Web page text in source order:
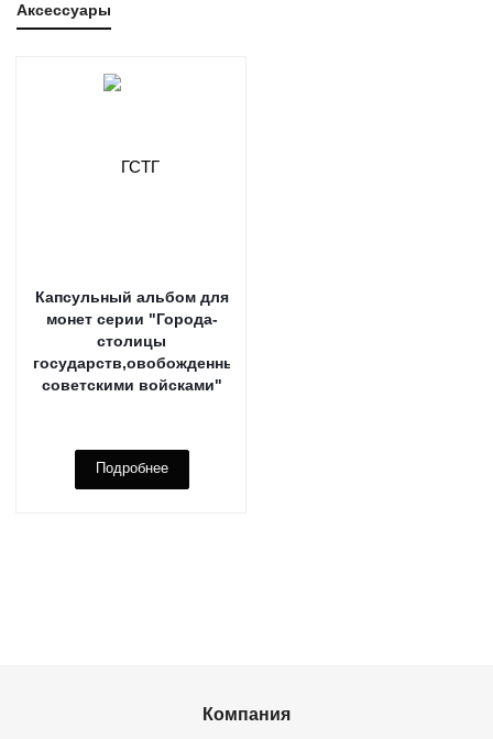
Аксессуары
Капсульный альбом для
монет серии "Города-
столицы
государств,овобожденные
советскими войсками"
Подробнее
Компания